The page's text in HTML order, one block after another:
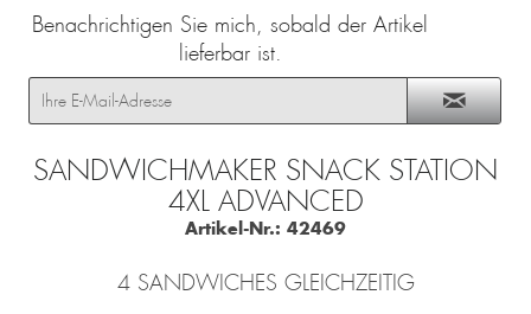
Benachrichtigen Sie mich, sobald der Artikel
lieferbar ist.
SANDWICHMAKER SNACK STATION
4XL ADVANCED
Artikel-Nr.: 42469
4 SANDWICHES GLEICHZEITIG